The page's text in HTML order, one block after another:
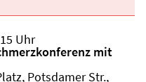
Uhr
mit
Potsdamer Str.,